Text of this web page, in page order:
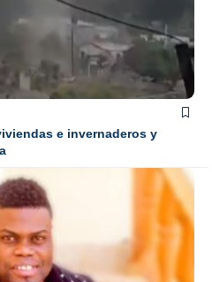
e invernaderos y